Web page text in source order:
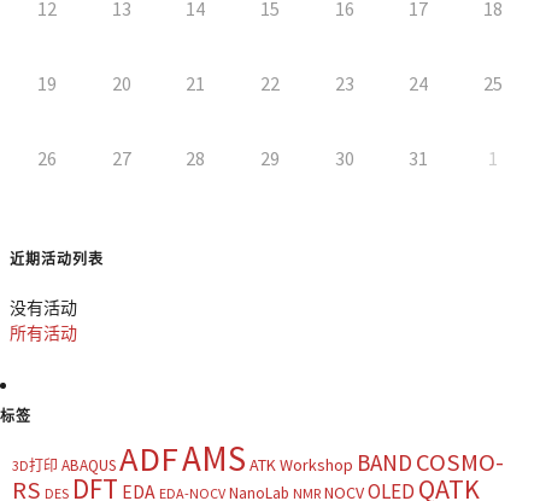
12 13 14 15 16 17 18
19 20 21 22 23 24 25
26 27 28 29 30 31 1
近期活动列表
没有活动
所有活动
标签
3D打印 ABAQUSADFAMS ATK Workshop BAND COSMO-
RS DES DFT EDA EDA-NOCV NanoLab NMR NOCVOLED QATK